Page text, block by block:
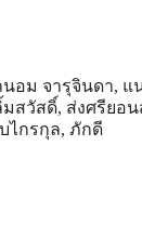
อม จารุจินดา, แ
สวัสดิ์, ส่งศรียอ
ไกรกุล, ภักดี